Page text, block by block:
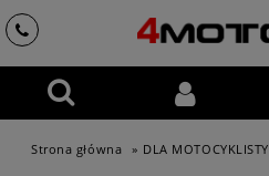
Strona główna » DLA MOTOCYKLISTY